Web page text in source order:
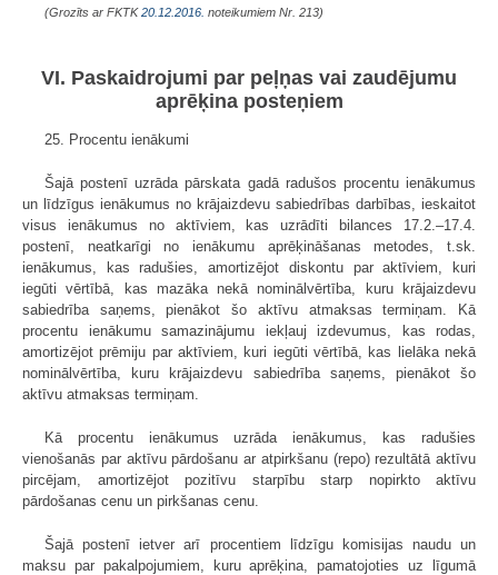
(Grozīts ar FKTK20.12.2016. noteikumiem Nr. 213)
VI. Paskaidrojumi par peļņas vai zaudējumu
aprēķina posteņiem
25. Procentu ienākumi
Šajā postenī uzrāda pārskata gadā radušos procentu ienākumus
un līdzīgus ienākumus no krājaizdevu sabiedrības darbības, ieskaitot
visus ienākumus no aktīviem, kas uzrādīti bilances 17.2.–17.4.
postenī, neatkarīgi no ienākumu aprēķināšanas metodes, t.sk.
ienākumus, kas radušies, amortizējot diskontu par aktīviem, kuri
iegūti vērtībā, kas mazāka nekā nominālvērtība, kuru krājaizdevu
sabiedrība saņems, pienākot šo aktīvu atmaksas termiņam. Kā
procentu ienākumu samazinājumu iekļauj izdevumus, kas rodas,
amortizējot prēmiju par aktīviem, kuri iegūti vērtībā, kas lielāka nekā
nominālvērtība, kuru krājaizdevu sabiedrība saņems, pienākot šo
aktīvu atmaksas termiņam.
Kā procentu ienākumus uzrāda ienākumus, kas radušies
vienošanās par aktīvu pārdošanu ar atpirkšanu (repo) rezultātā aktīvu
pircējam, amortizējot pozitīvu starpību starp nopirkto aktīvu
pārdošanas cenu un pirkšanas cenu.
Šajā postenī ietver arī procentiem līdzīgu komisijas naudu un
maksu par pakalpojumiem, kuru aprēķina, pamatojoties uz līgumā